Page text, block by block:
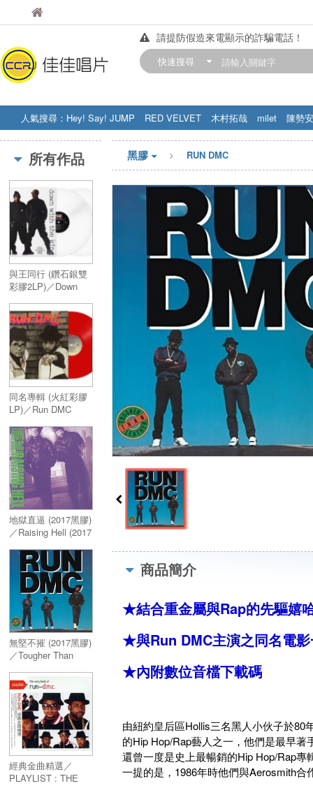
佳佳唱片
請提防假造來電顯示的詐騙電話！
【中華門市營業時間調整公告】
快速搜尋
人氣搜尋： Hey! Say! JUMP RED VELVET 木村拓哉 milet
陳勢安
STRAY KIDS
盧廣仲 周杰伦
所有作品
與王同行 (鑽石銀雙
彩膠2LP)／Down
同名專輯 (火紅彩膠
LP)／Run DMC
地獄直逼 (2017黑膠)
／Raising Hell (2017
無堅不摧 (2017黑膠)
／Tougher Than
經典金曲精選／
PLAYLIST : THE
黑膠 RUN DMC
商品簡介
★結合重金屬與Rap的先驅嬉
★與Run DMC主演之同名電
★內附數位音檔下載碼
由紐約皇后區Hollis三名黑人小伙子於80
的Hip Hop/Rap藝人之一，他們是最早
還曾一度是史上最暢銷的Hip Hop/Rap
一提的是，1986年時他們與Aerosmith